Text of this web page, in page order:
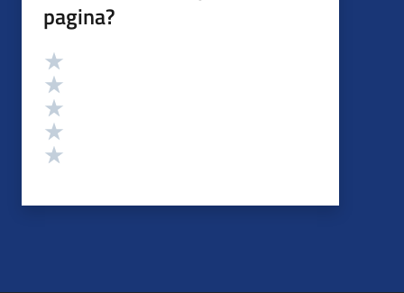
pagina?
Valutazione